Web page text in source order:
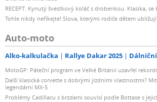
RECEPT: Kynutý švestkový koláč s drobenkou. Klasika,
Tohle nikdy neříkejte! Slova, kterými rodiče dětem
Auto-moto
Alko-kalkulačka Rallye Dakar 2025
MotoGP: Páteční program ve Velké Británii uzavřel
Další klasická corvette s dobrými jízdními vlastnostmi?
legendární MX-5
Problémy Cadillacu s brzdami souvisí podle Bottase s